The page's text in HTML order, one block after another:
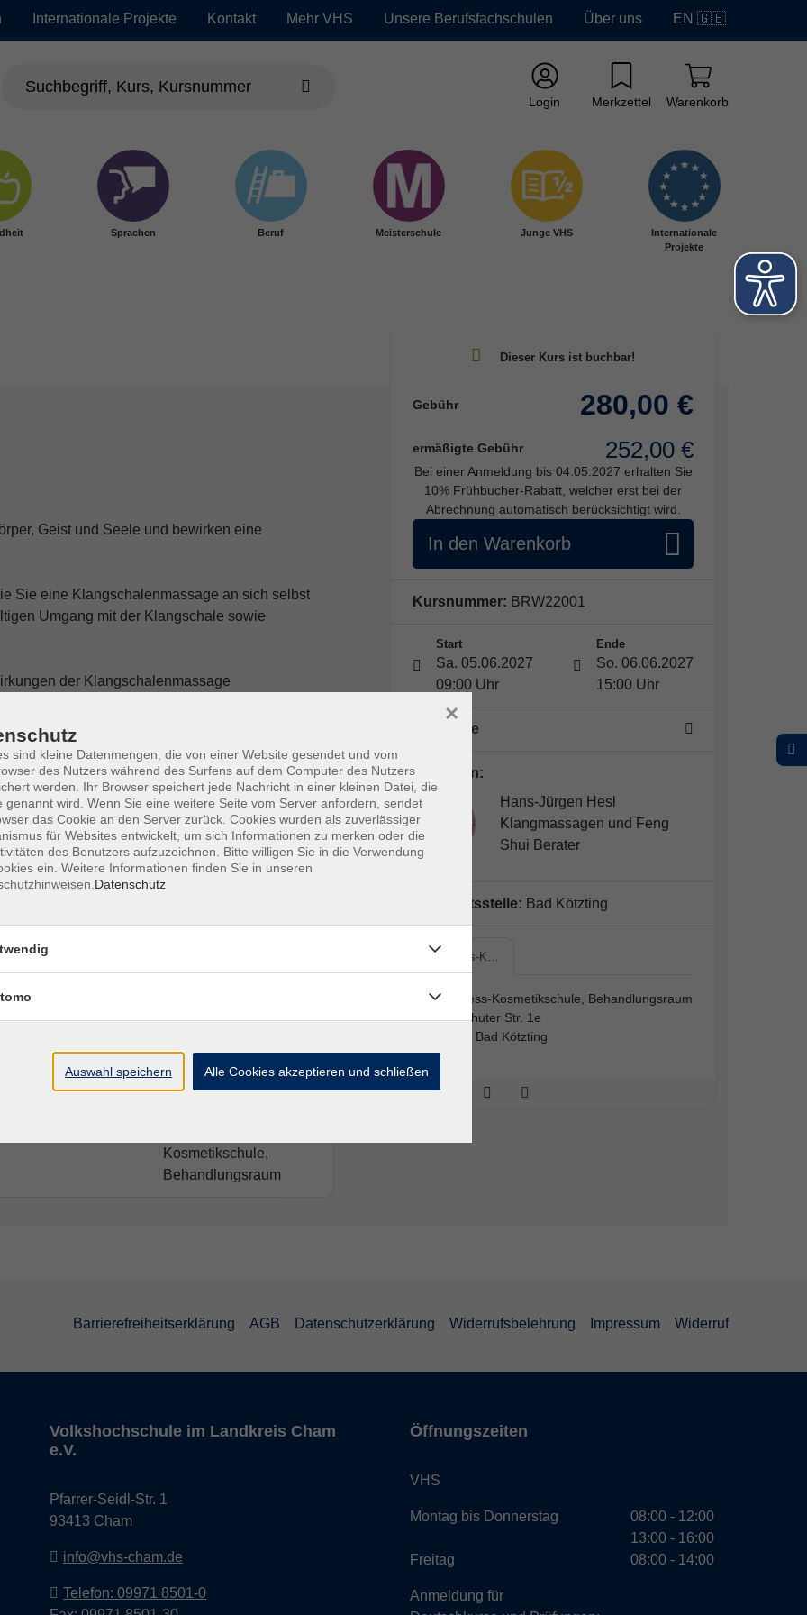
Internationale Projekte Kontakt Mehr VHS Unsere Berufsfachschulen Über uns EN 🇬🇧
Login Merkzettel Warenkorb
Sprachen Beruf Meisterschule Junge VHS
Internationale
Projekte
Geist und Seele und bewirken eine
Sie eine Klangschalenmassage an sich selbst
Umgang mit der Klangschale sowie
der Klangschalenmassage
warme Socken, Schreibmaterial, Eigene
Getränke (Selbstversorgung)
Uhr
Kosmetikschule,
Behandlungsraum
Uhr
Kosmetikschule,
Behandlungsraum
Gebühr 280,00 €
ermäßigte Gebühr 252,00 €
Bei einer Anmeldung bis 04.05.2027 erhalten Sie
10% Frühbucher-Rabatt, welcher erst bei der
Abrechnung automatisch berücksichtigt wird.
In den Warenkorb
Kursnummer: BRW22001
Start
Sa. 05.06.2027
09:00 Uhr
Ende
So. 06.06.2027
15:00 Uhr
2 Termine
Dozent*in:
Hans-Jürgen Hesl
Klangmassagen und Feng
Shui Berater
Geschäftsstelle: Bad Kötzting
Wellness-K…
Wellness-Kosmetikschule, Behandlungsraum
Landshuter Str. 1e
93444 Bad Kötzting
Barrierefreiheitserklärung AGB Datenschutzerklärung Widerrufsbelehrung Impressum Widerruf
Volkshochschule im Landkreis Cham
e.V.
Pfarrer-Seidl-Str. 1
93413 Cham
info@vhs-cham.de
Telefon: 09971 8501-0
Öffnungszeiten
VHS
Montag bis Donnerstag
Freitag
Anmeldung für
08:00 - 12:00
13:00 - 16:00
08:00 - 14:00
sind kleine Datenmengen, die von einer Website gesendet und vom
des Nutzers während des Surfens auf dem Computer des Nutzers
werden. Ihr Browser speichert jede Nachricht in einer kleinen Datei, die
genannt wird. Wenn Sie eine weitere Seite vom Server anfordern, sendet
das Cookie an den Server zurück. Cookies wurden als zuverlässiger
für Websites entwickelt, um sich Informationen zu merken oder die
des Benutzers aufzuzeichnen. Bitte willigen Sie in die Verwendung
ein. Weitere Informationen finden Sie in unseren
Datenschutz
×
Auswahl speichern Alle Cookies akzeptieren und schließen